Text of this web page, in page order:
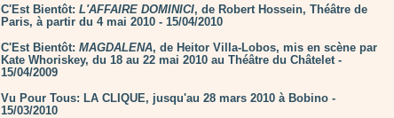
C'Est Bientôt: L'AFFAIRE DOMINICI, de Robert Hossein, Théâtre de
Paris, à partir du 4 mai 2010 - 15/04/2010
C'Est Bientôt: MAGDALENA, de Heitor Villa-Lobos, mis en scène par
Kate Whoriskey, du 18 au 22 mai 2010 au Théâtre du Châtelet -
15/04/2009
Vu Pour Tous: LA CLIQUE, jusqu'au 28 mars 2010 à Bobino -
15/03/2010